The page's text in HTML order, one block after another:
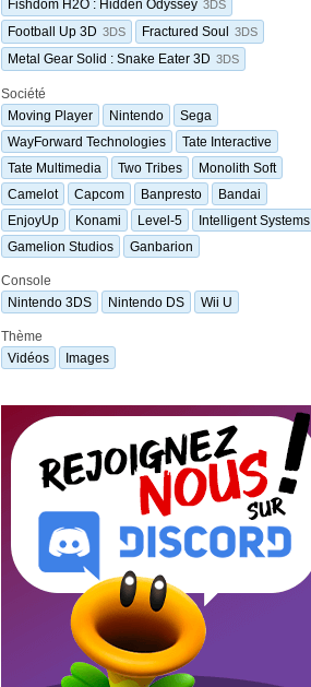
Fishdom H2O : Hidden Odyssey 3DS
Football Up 3D 3DS Fractured Soul 3DS
Metal Gear Solid : Snake Eater 3D 3DS
Société
Moving Player
Nintendo
Sega
WayForward Technologies
Tate Interactive
Tate Multimedia
Two Tribes
Monolith Soft
Camelot
Capcom Banpresto
Bandai
EnjoyUp
Konami Level-5
Intelligent Systems
Gamelion Studios
Ganbarion
Console
Nintendo 3DS
Nintendo DS Wii U
Thème
Vidéos
Images